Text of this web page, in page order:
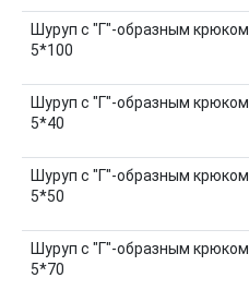
Шуруп с "Г"-образным крюком
5*100
Шуруп с "Г"-образным крюком
5*40
Шуруп с "Г"-образным крюком
5*50
Шуруп с "Г"-образным крюком
5*70